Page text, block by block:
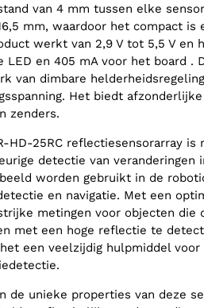
van 4 mm tussen elke
mm, waardoor het compact is
werkt van 2,9 V tot 5,5 V en
LED en 405 mA voor het board .
van dimbare
Het biedt
zenders.
HD-25RC reflectiesensorarray
detectie van veranderingen
worden gebruikt in de
en navigatie. Met een
metingen voor objecten
met een hoge reflectie te
een veelzijdig hulpmiddel
de unieke properties van deze